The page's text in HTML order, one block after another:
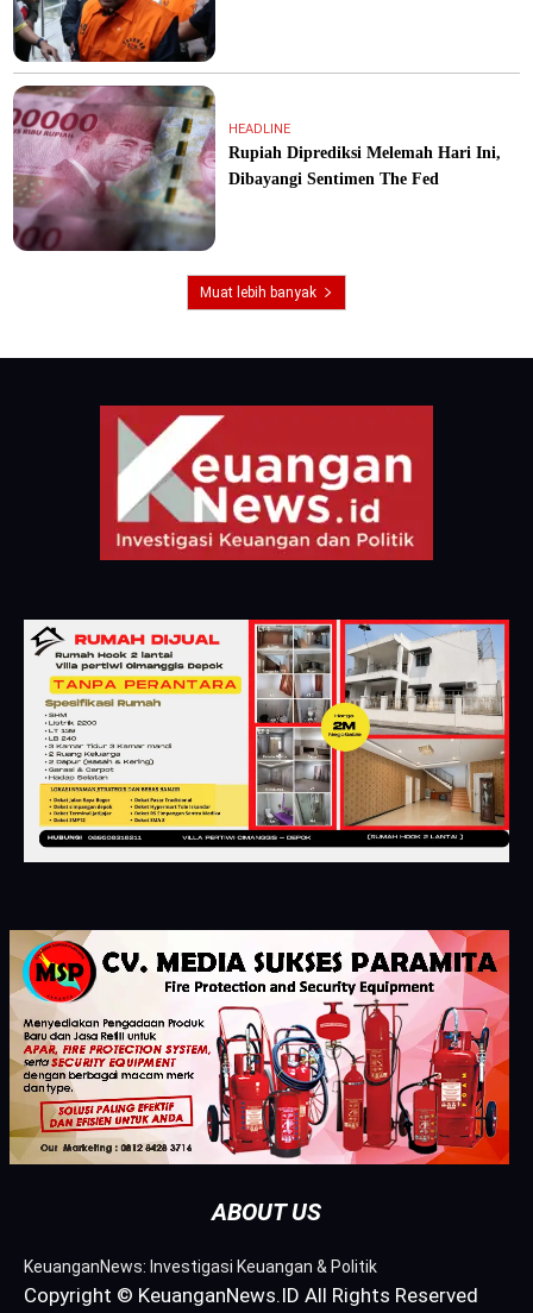
HEADLINE
Rupiah Diprediksi Melemah Hari Ini,
Dibayangi Sentimen The Fed
Muat lebih banyak
ABOUT US
KeuanganNews: Investigasi Keuangan & Politik
Copyright © KeuanganNews.ID All Rights Reserved